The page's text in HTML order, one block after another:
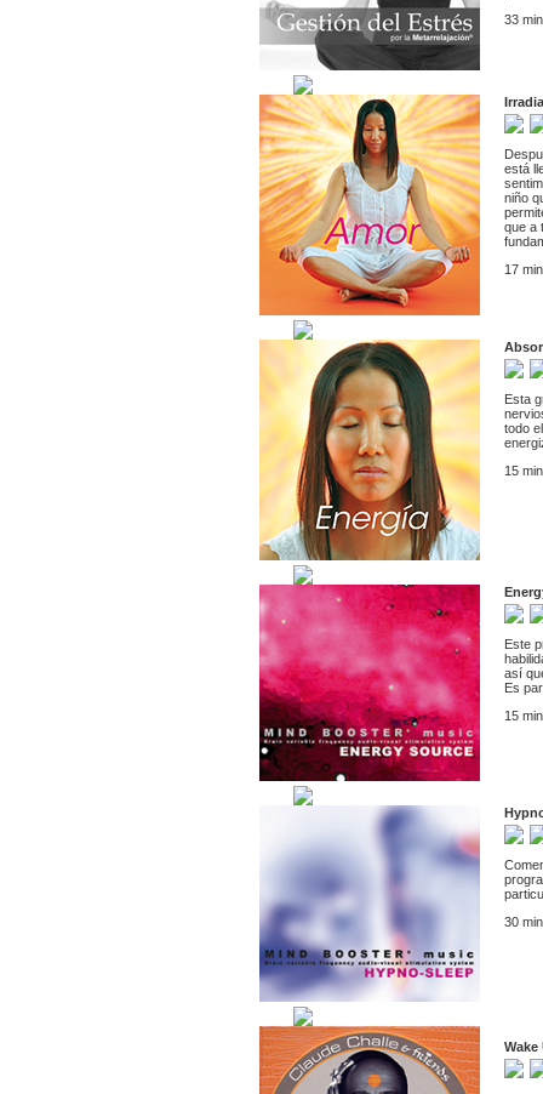
33
está
niño
que a
17
Esta
todo
15
Este
así
Es
15
30
Wake